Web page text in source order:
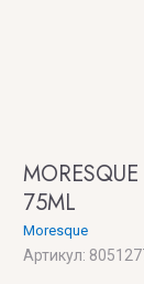
75ML
Moresque
Артикул: